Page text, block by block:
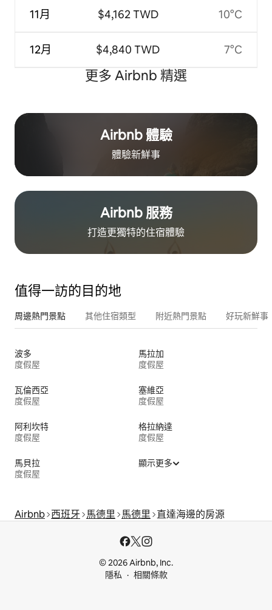
11月
12月
$4,162 TWD
$4,840 TWD
10°C
7°C
更多 Airbnb 精選
Airbnb 體驗
體驗新鮮事
Airbnb 服務
打造更獨特的住⁠宿⁠體⁠驗
值得一訪的目的地
周邊熱門景點 其他住宿類型 附近熱門景點 好玩新鮮事
波多
度假屋
馬拉加
度假屋
瓦倫西亞
度假屋
塞維亞
度假屋
阿利坎特
度假屋
格拉納達
度假屋
馬貝拉
度假屋
顯示更多
Airbnb 西班牙 馬德里 馬德里 直達海邊的房源
© 2026 Airbnb, Inc.
隱私
相關條款